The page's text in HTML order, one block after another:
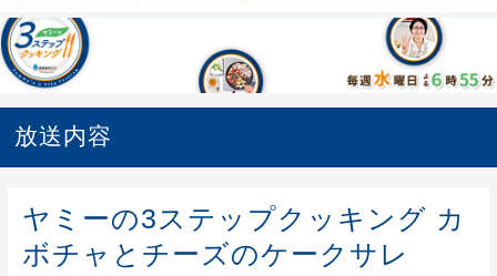
放送内容
ヤミーの3ステップクッキング カ
ボチャとチーズのケークサレ